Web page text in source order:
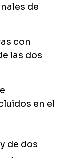
de
con
las dos
en el
de dos